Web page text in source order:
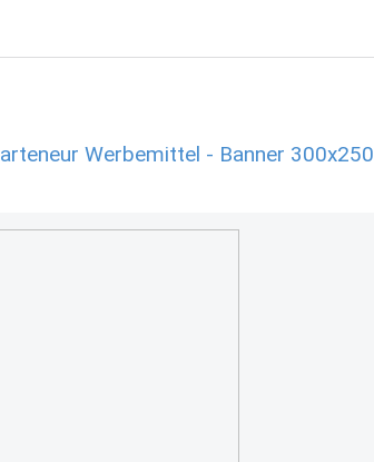
arteneur Werbemittel - Banner 300x250